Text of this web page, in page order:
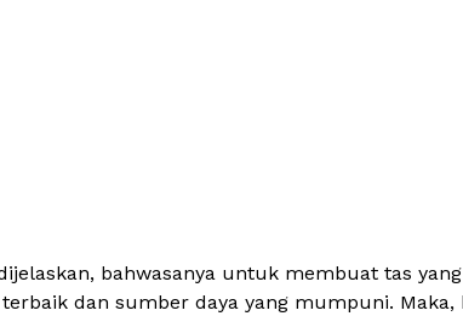
bahwasanya untuk membuat tas
dan sumber daya yang mumpuni.